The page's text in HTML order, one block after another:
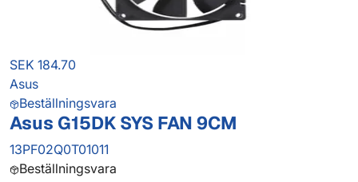
SEK 184.70
Asus
Beställningsvara
Asus G15DK SYS FAN 9CM
13PF02Q0T01011
Beställningsvara